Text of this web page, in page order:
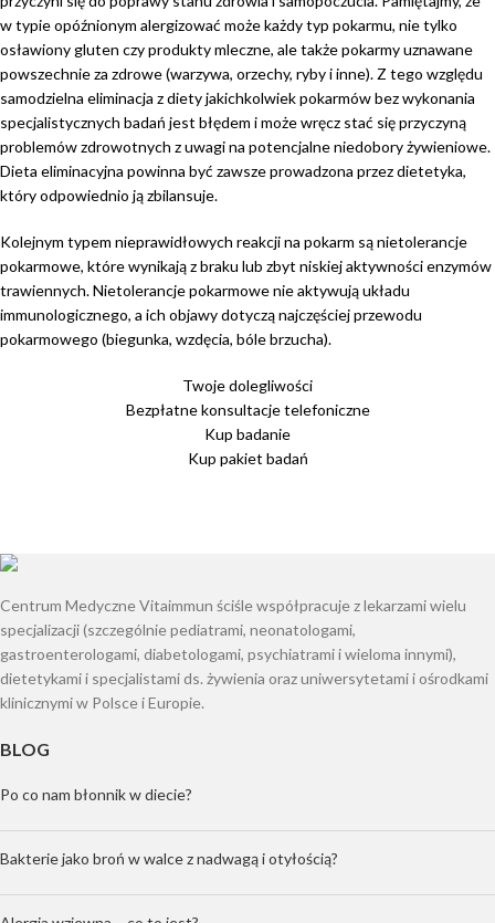
w typie opóźnionym alergizować może każdy typ pokarmu, nie tylko
osławiony gluten czy produkty mleczne, ale także pokarmy uznawane
powszechnie za zdrowe (warzywa, orzechy, ryby i inne). Z tego względu
samodzielna eliminacja z diety jakichkolwiek pokarmów bez wykonania
specjalistycznych badań jest błędem i może wręcz stać się przyczyną
problemów zdrowotnych z uwagi na potencjalne niedobory żywieniowe.
Dieta eliminacyjna powinna być zawsze prowadzona przez dietetyka,
który odpowiednio ją zbilansuje.
Kolejnym typem nieprawidłowych reakcji na pokarm są nietolerancje
pokarmowe, które wynikają z braku lub zbyt niskiej aktywności enzymów
trawiennych. Nietolerancje pokarmowe nie aktywują układu
immunologicznego, a ich objawy dotyczą najczęściej przewodu
pokarmowego (biegunka, wzdęcia, bóle brzucha).
Twoje dolegliwości
Bezpłatne konsultacje telefoniczne
Kup badanie
Kup pakiet badań
Centrum Medyczne Vitaimmun ściśle współpracuje z lekarzami wielu
specjalizacji (szczególnie pediatrami, neonatologami,
gastroenterologami, diabetologami, psychiatrami i wieloma innymi),
dietetykami i specjalistami ds. żywienia oraz uniwersytetami i ośrodkami
klinicznymi w Polsce i Europie.
BLOG
Po co nam błonnik w diecie?
Bakterie jako broń w walce z nadwagą i otyłością?